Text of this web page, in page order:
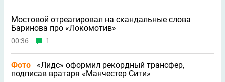
Мостовой отреагировал на скандальные слова
Баринова про «Локомотив»
00:36 1
Фото
«Лидс» оформил рекордный трансфер,
подписав вратаря «Манчестер Сити»